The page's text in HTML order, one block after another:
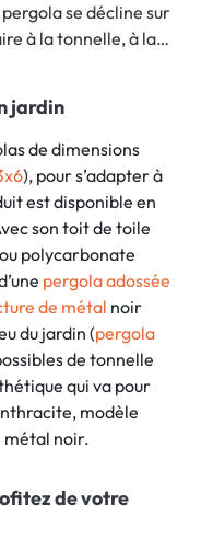
se décline sur
à la tonnelle, à la
jardin
de dimensions
), pour s’adapter à
est disponible en
son toit de toile
polycarbonate
pergola adossée
de métal noir
du jardin (pergola
de tonnelle
qui va pour
modèle
métal noir.
de votre